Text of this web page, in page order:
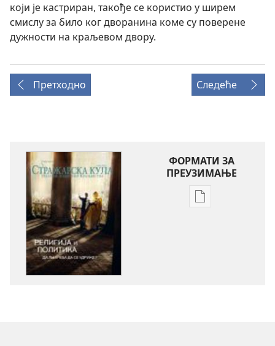
који је кастриран, такође се користио у ширем
смислу за било ког дворанина коме су поверене
дужности на краљевом двору.
Претходно Следеће
ФОРМАТИ ЗА
ПРЕУЗИМАЊЕ
Формати